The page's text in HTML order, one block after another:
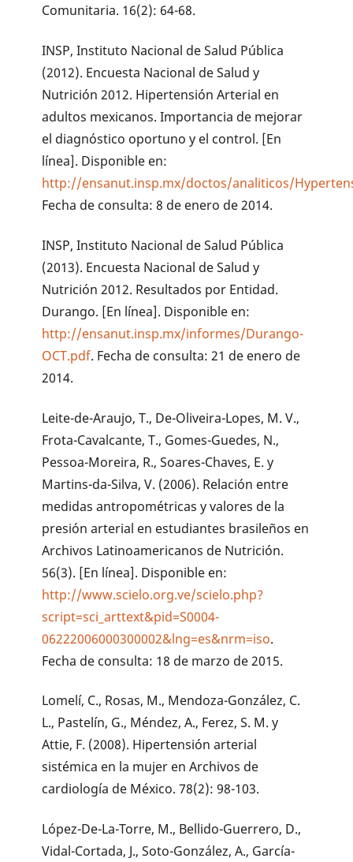
Comunitaria. 16(2): 64-68.
INSP, Instituto Nacional de Salud Pública
(2012). Encuesta Nacional de Salud y
Nutrición 2012. Hipertensión Arterial en
adultos mexicanos. Importancia de mejorar
el diagnóstico oportuno y el control. [En
línea]. Disponible en:
http://ensanut.insp.mx/doctos/analiticos/
Fecha de consulta: 8 de enero de 2014.
INSP, Instituto Nacional de Salud Pública
(2013). Encuesta Nacional de Salud y
Nutrición 2012. Resultados por Entidad.
Durango. [En línea]. Disponible en:
http://ensanut.insp.mx/informes/Durango-
OCT.pdf. Fecha de consulta: 21 de enero de
2014.
Leite-de-Araujo, T., De-Oliveira-Lopes, M. V.,
Frota-Cavalcante, T., Gomes-Guedes, N.,
Pessoa-Moreira, R., Soares-Chaves, E. y
Martins-da-Silva, V. (2006). Relación entre
medidas antropométricas y valores de la
presión arterial en estudiantes brasileños en
Archivos Latinoamericanos de Nutrición.
56(3). [En línea]. Disponible en:
http://www.scielo.org.ve/scielo.php?
script=sci_arttext&pid=S0004-
06222006000300002&lng=es&nrm=iso.
Fecha de consulta: 18 de marzo de 2015.
Lomelí, C., Rosas, M., Mendoza-González, C.
L., Pastelín, G., Méndez, A., Ferez, S. M. y
Attie, F. (2008). Hipertensión arterial
sistémica en la mujer en Archivos de
cardiología de México. 78(2): 98-103.
López-De-La-Torre, M., Bellido-Guerrero, D.,
Vidal-Cortada, J., Soto-González, A., García-